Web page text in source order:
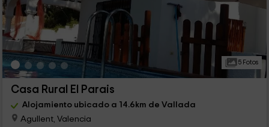
5 Fotos
Casa Rural El Parais
Alojamiento ubicado a 14.6km de Vallada
Agullent, Valencia